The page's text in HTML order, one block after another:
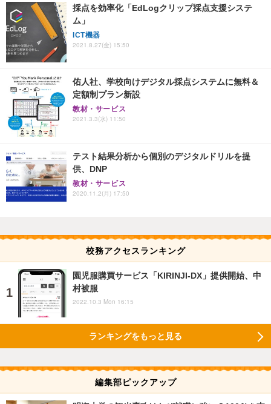
採点を効率化「EdLogクリップ採点支援システ
ム」
ICT機器
2021.8.27(金) 15:50
佑人社、学校向けデジタル採点システムに無料＆
定額制プラン新設
教材・サービス
2021.3.3(水) 11:50
テスト結果分析から個別のデジタルドリルを提
供、DNP
教材・サービス
2020.11.2(月) 17:50
校務アクセスランキング
園児服購買サービス「KIRINJI-DX」提供開始、中
村被服
2022.10.3 Mon 16:15
ランキングをもっと見る
編集部ピックアップ